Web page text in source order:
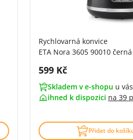
Rychlovarná konvice
ETA Nora 3605 90010 černá
Cena s DPH:
599 Kč
Skladem v e-shopu u
ihned k dispozici na 39
Přidat do